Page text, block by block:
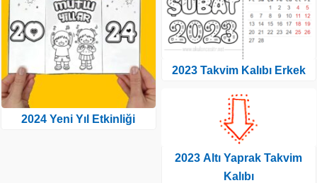
2024 Yeni Yıl Etkinliği
2023 Takvim Kalıbı Erkek
2023 Altı Yaprak Takvim
Kalıbı